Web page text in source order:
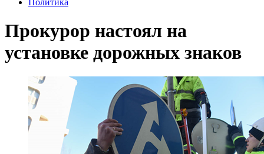
Прокурор настоял на
установке дорожных знаков